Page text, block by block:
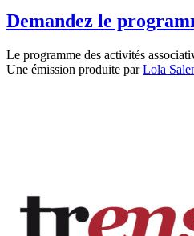
Demandez le
Le programme des activités
Une émission produite parLola